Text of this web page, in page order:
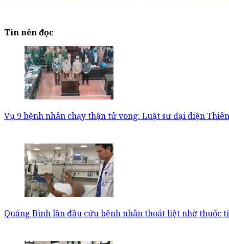
Tin nên đọc
Vụ 9 bệnh nhân chạy thận tử vong: Luật sư đại diện
Quảng Bình lần đầu cứu bệnh nhân thoát liệt nhờ thuốc